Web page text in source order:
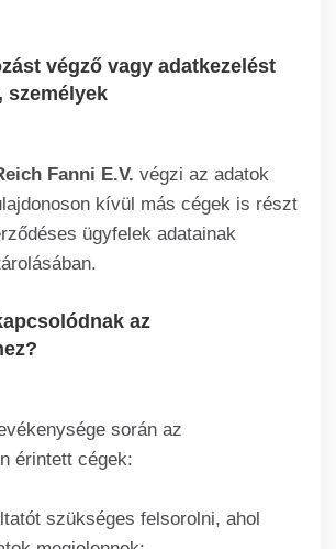
végző vagy adatkezelést
személyek
Fanni E.V. végzi az adatok
kívül más cégek is részt
ügyfelek adatainak
az
során az
érintett cégek:
szükséges felsorolni, ahol